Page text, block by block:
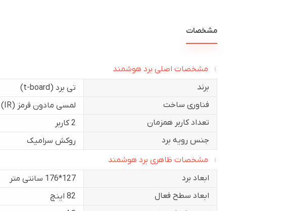
مشخصات
مشخصات اصلی برد هوشمند
برند
تی برد (t-board)
فناوری ساخت
لمسی مادون قرمز (IR)
تعداد کاربر همزمان
2 کاربر
جنس رویه برد
روکش سرامیک
مشخصات ظاهری برد هوشمند
ابعاد برد
127*176 سانتی متر
ابعاد سطح فعال
82 اینچ